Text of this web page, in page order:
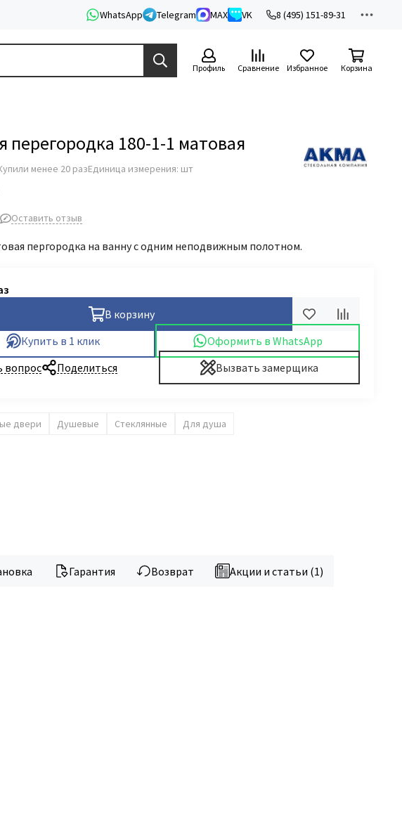
WhatsApp Telegram MAX VK 8 (495) 151-89-31
Профиль Сравнение Избранное Корзина
перегородка 180-1-1 матовая
менее 20 разЕдиница измерения: шт
Оставить отзыв
пергородка на ванну с одним неподвижным полотном.
В корзину
Купить в 1 клик
Оформить в WhatsApp
Вызвать замерщика
вопрос Поделиться
двери Душевые Стеклянные Для душа
Гарантия Возврат Акции и статьи (1)